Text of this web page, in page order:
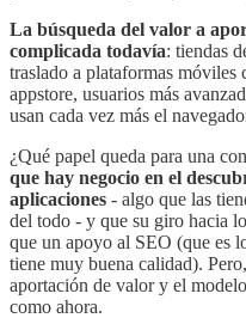
La búsqueda del valor a
complicada todavía: tiendas
traslado a plataformas móviles
appstore, usuarios más
usan cada vez más el
¿Qué papel queda para una
que hay negocio en el
aplicaciones - algo que las
del todo - y que su giro hacia
que un apoyo al SEO (que es
tiene muy buena calidad).
aportación de valor y el
como ahora.